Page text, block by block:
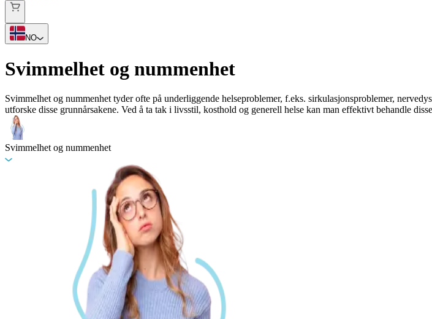
NO
Svimmelhet og nummenhet
Svimmelhet og nummenhet tyder ofte på underliggende helseproblemer, f.eks. sirkulasjonsproblemer,
utforske disse grunnårsakene. Ved å ta tak i livsstil, kosthold og generell helse kan man effektivt behandle
Svimmelhet og nummenhet